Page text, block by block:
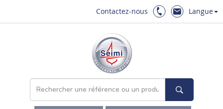
Contactez-nous Langue